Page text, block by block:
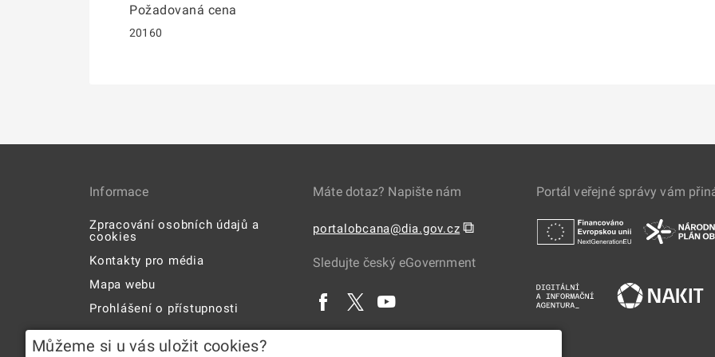
Požadovaná cena
20160
Informace
Zpracování osobních údajů a
cookies
Kontakty pro média
Mapa webu
Prohlášení o přístupnosti
Máte dotaz? Napište nám
portalobcana@dia.gov.cz ⧉
Sledujte český eGovernment
Portál veřejné správy vám
Můžeme si u vás uložit cookies?